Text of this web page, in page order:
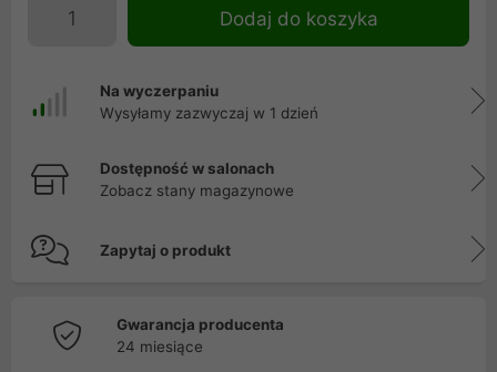
Dodaj do koszyka
Na wyczerpaniu
Wysyłamy zazwyczaj w 1 dzień
Dostępność w salonach
Zobacz stany magazynowe
Zapytaj o produkt
Gwarancja producenta
24 miesiące